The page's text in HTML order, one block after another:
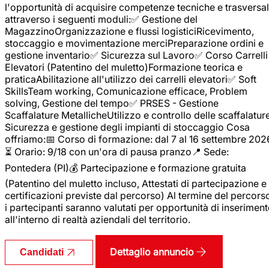
l'opportunità di acquisire competenze tecniche e
attraverso i seguenti moduli:✅ Gestione del
MagazzinoOrganizzazione e flussi logisticiRicevimento,
stoccaggio e movimentazione merciPreparazione ordini e
gestione inventario✅ Sicurezza sul Lavoro✅ Corso Carrelli
Elevatori (Patentino del muletto)Formazione teorica e
praticaAbilitazione all'utilizzo dei carrelli elevatori✅ Soft
SkillsTeam working, Comunicazione efficace, Problem
solving, Gestione del tempo✅ PRSES - Gestione
Scaffalature MetallicheUtilizzo e controllo delle
Sicurezza e gestione degli impianti di stoccaggio Cosa
offriamo:📅 Corso di formazione: dal 7 al 16 settembre
⏳ Orario: 9/18 con un'ora di pausa pranzo📍 Sede:
Pontedera (PI)💰 Partecipazione e formazione gratuita
(Patentino del muletto incluso, Attestati di partecipazione e
certificazioni previste dal percorso) Al termine del
i partecipanti saranno valutati per opportunità di
all'interno di realtà aziendali del territorio.
Candidati Dettaglio annuncio